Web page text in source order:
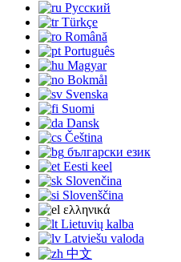
Русский
Türkçe
Română
Português
Magyar
Bokmål
Svenska
Suomi
Dansk
Čeština
български език
Eesti keel
Slovenčina
Slovenščina
ελληνικά
Lietuvių kalba
Latviešu valoda
中文